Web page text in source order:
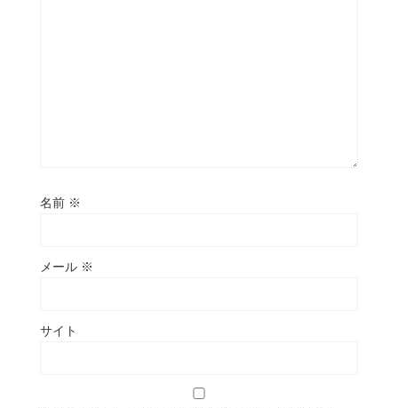
名前 ※
メール ※
サイト